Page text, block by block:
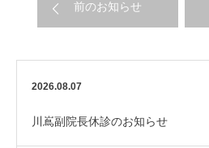
前のお知らせ
2026.08.07
川嶌副院長休診のお知らせ